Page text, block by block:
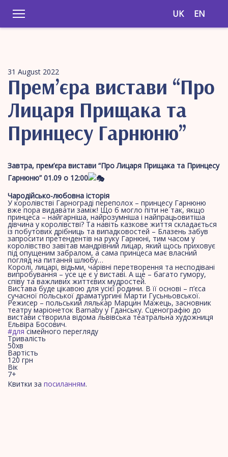
UK EN
31 August 2022
Прем’єра вистави “Про
Лицаря Прищака та
Принцесу Гарнюню”
Завтра, прем’єра вистави “Про Лицаря Прищака та Принцесу
Гарнюню” 01.09 о 12:00
Чародійсько-любовна історія
У королівстві Гарнограді переполох – принцесу Гарнюню
вже пора видавати заміж! Що б могло піти не так, якщо
принцеса – найгарніша, найрозумніша і найпрацьовитіша
дівчина у королівстві? Та навіть казкове життя складається
із побутових дрібниць та випадковостей – Блазень забув
запросити претендентів на руку Гарнюні, тим часом у
королівство завітав мандрівний лицар, який щось приховує
під опущеним забралом, а сама принцеса має власний
погляд на питання шлюбу…
Королі, лицарі, відьми, чарівні перетворення та несподівані
випробування – усе це є у виставі. А ще – багато гумору,
співу та важливих життєвих мудростей.
Вистава буде цікавою для усієї родини. В її основі – п’єса
сучасної польської драматургині Марти Гусьньовської.
Режисер – польський лялькар Марцин Мажець, засновник
театру маріонеток Barnaby у Гданську. Сценографію до
вистави створила відома львівська театральна художниця
Ельвіра Босович.
#длясімейного перегляду
Тривалість
50хв
Вартість
120 грн
Вік
7+
Квитки за посиланням.